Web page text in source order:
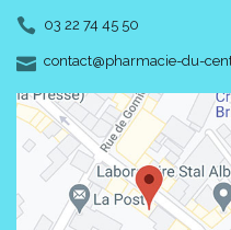
03 22 74 45 50
contact-
@-
pharmacie-du-